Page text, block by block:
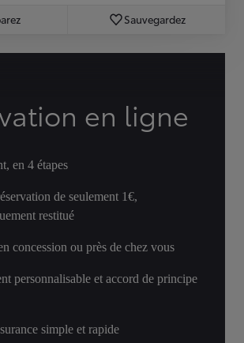
Sauvegardez
en ligne
en 4 étapes
de seulement 1€,
restitué
concession ou près de chez vous
personnalisable et accord de principe
simple et rapide